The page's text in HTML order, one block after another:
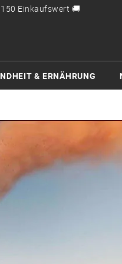
Einkaufswert 🚚
& ERNÄHRUNG